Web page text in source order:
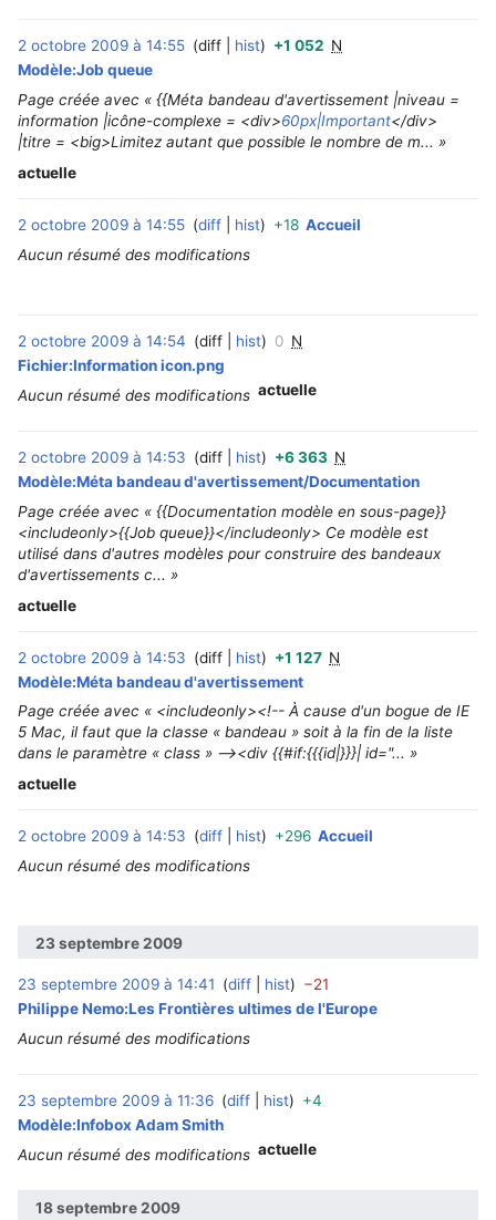
2 octobre 2009 à 14:55 diff hist +1 052 N
Modèle:Job queue
Page créée avec « {{Méta bandeau d'avertissement |niveau =
information |icône-complexe = <div>60px|Important</div>
|titre = <big>Limitez autant que possible le nombre de m... »
actuelle
2 octobre 2009 à 14:55 diff hist +18 Accueil
Aucun résumé des modifications
2 octobre 2009 à 14:54 diff hist 0 N
Fichier:Information icon.png
Aucun résumé des modifications actuelle
2 octobre 2009 à 14:53 diff hist +6 363 N
Modèle:Méta bandeau d'avertissement/Documentation
Page créée avec « {{Documentation modèle en sous-page}}
<includeonly>{{Job queue}}</includeonly> Ce modèle est
utilisé dans d'autres modèles pour construire des bandeaux
d'avertissements c... »
actuelle
2 octobre 2009 à 14:53 diff hist +1 127 N
Modèle:Méta bandeau d'avertissement
Page créée avec « <includeonly><!-- À cause d'un bogue de IE
5 Mac, il faut que la classe « bandeau » soit à la fin de la liste
dans le paramètre « class » --><div {{#if:{{{id|}}}| id="... »
actuelle
2 octobre 2009 à 14:53 diff hist +296 Accueil
Aucun résumé des modifications
23 septembre 2009
23 septembre 2009 à 14:41 diff hist −21
Philippe Nemo:Les Frontières ultimes de l'Europe
Aucun résumé des modifications
23 septembre 2009 à 11:36 diff hist +4
Modèle:Infobox Adam Smith
Aucun résumé des modifications actuelle
18 septembre 2009